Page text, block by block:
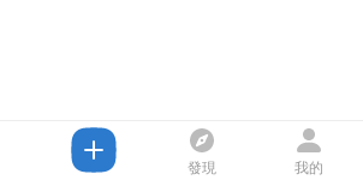
發現 我的